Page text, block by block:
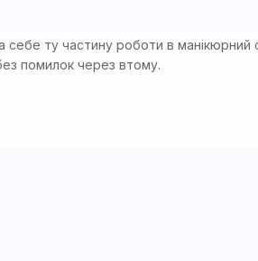
себе ту частину роботи в
помилок через втому.